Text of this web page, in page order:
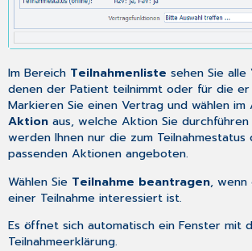
Im Bereich Teilnahmenliste sehen Sie
denen der Patient teilnimmt oder für die
Markieren Sie einen Vertrag und wählen im
Aktion aus, welche Aktion Sie durchführen
werden Ihnen nur die zum Teilnahmestatus
passenden Aktionen angeboten.
Wählen Sie Teilnahme beantragen, wenn
einer Teilnahme interessiert ist.
Es öffnet sich automatisch ein Fenster mit
Teilnahmeerklärung.